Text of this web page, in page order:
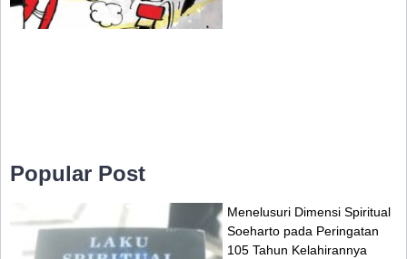
Popular Post
Menelusuri Dimensi Spiritual
Soeharto pada Peringatan
105 Tahun Kelahirannya